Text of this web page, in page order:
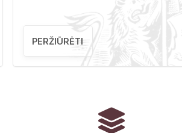
PERŽIŪRĖTI